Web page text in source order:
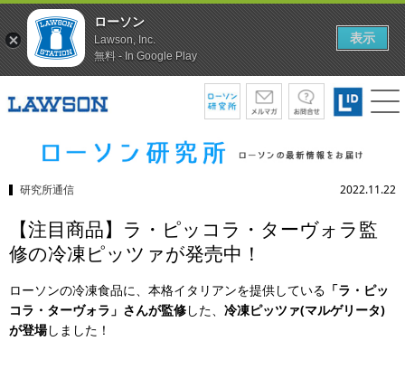
研究所通信 2022.11.22
【注目商品】ラ・ピッコラ・ターヴォラ監
修の冷凍ピッツァが発売中！
ローソンの冷凍食品に、本格イタリアンを提供している 「ラ・ピッ
コラ・ターヴォラ」さんが監修した、 冷凍ピッツァ(マルゲリータ)
が登場しました！
ローソン
Lawson, Inc.
無料 - In Google Play
表示